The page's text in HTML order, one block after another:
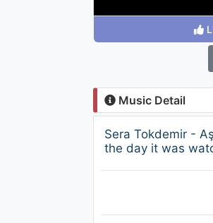
Music Detail
Sera Tokdemir -
the day it was